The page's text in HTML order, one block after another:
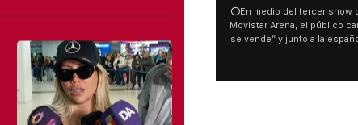
⭕En medio del tercer show
Movistar Arena, el público
se vende” y junto a la